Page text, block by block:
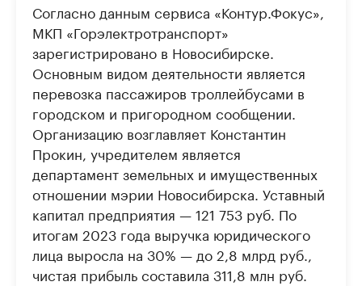
Согласно данным сервиса «Контур.Фокус»,
МКП «Горэлектротранспорт»
зарегистрировано в Новосибирске.
Основным видом деятельности является
перевозка пассажиров троллейбусами в
городском и пригородном сообщении.
Организацию возглавляет Константин
Прокин, учредителем является
департамент земельных и имущественных
отношении мэрии Новосибирска. Уставный
капитал предприятия — 121 753 руб. По
итогам 2023 года выручка юридического
лица выросла на 30% — до 2,8 млрд руб.,
чистая прибыль составила 311,8 млн руб.